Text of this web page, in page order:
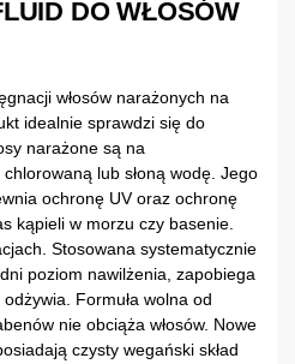
DO WŁOSÓW
włosów narażonych na
idealnie sprawdzi się do
narażone są na
lub słoną wodę. Jego
ochronę UV oraz ochronę
kąpieli w morzu czy basenie.
Stosowana systematycznie
poziom nawilżenia, zapobiega
Formuła wolna od
nie obciąża włosów. Nowe
czysty wegański skład